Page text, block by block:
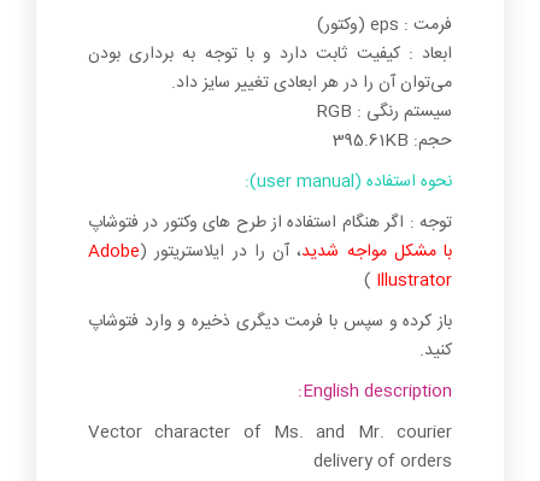
فرمت : eps (وکتور)
ابعاد : کیفیت ثابت دارد و با توجه به برداری بودن
می‌توان آن را در هر ابعادی تغییر سایز داد.
سیستم رنگی : RGB
حجم: 395.61KB
نحوه استفاده (user manual):
توجه : اگر هنگام استفاده از طرح های وکتور در فتوشاپ
با مشکل مواجه شدید، آن را در ایلاستریتور (Adobe
Illustrator
)
باز کرده و سپس با فرمت دیگری ذخیره و وارد فتوشاپ
کنید.
English description:
Vector character of Ms. and Mr. courier
delivery of orders